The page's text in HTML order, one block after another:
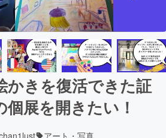
かきを復活できた証
個展を開きたい！
アート・写真